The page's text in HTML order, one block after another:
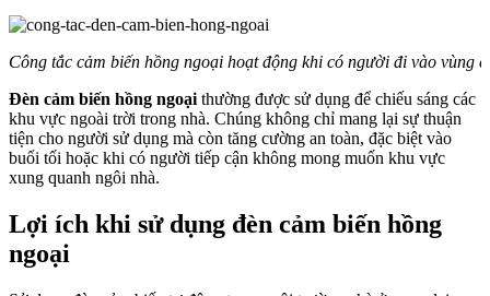
Công tắc cảm biến hồng ngoại hoạt động khi có người đi vào vùng
Đèn cảm biến hồng ngoại thường được sử dụng để chiếu sáng các
khu vực ngoài trời trong nhà. Chúng không chỉ mang lại sự thuận
tiện cho người sử dụng mà còn tăng cường an toàn, đặc biệt vào
buổi tối hoặc khi có người tiếp cận không mong muốn khu vực
xung quanh ngôi nhà.
Lợi ích khi sử dụng đèn cảm biến hồng
ngoại